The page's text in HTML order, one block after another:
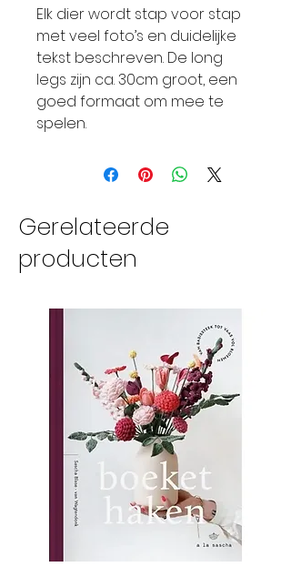
Elk dier wordt stap voor stap
met veel foto’s en duidelijke
tekst beschreven. De long
legs zijn ca. 30cm groot, een
goed formaat om mee te
spelen.
Gerelateerde
producten